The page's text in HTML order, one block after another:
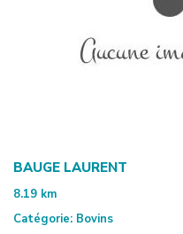
BAUGE LAURENT
8.19 km
Catégorie: Bovins